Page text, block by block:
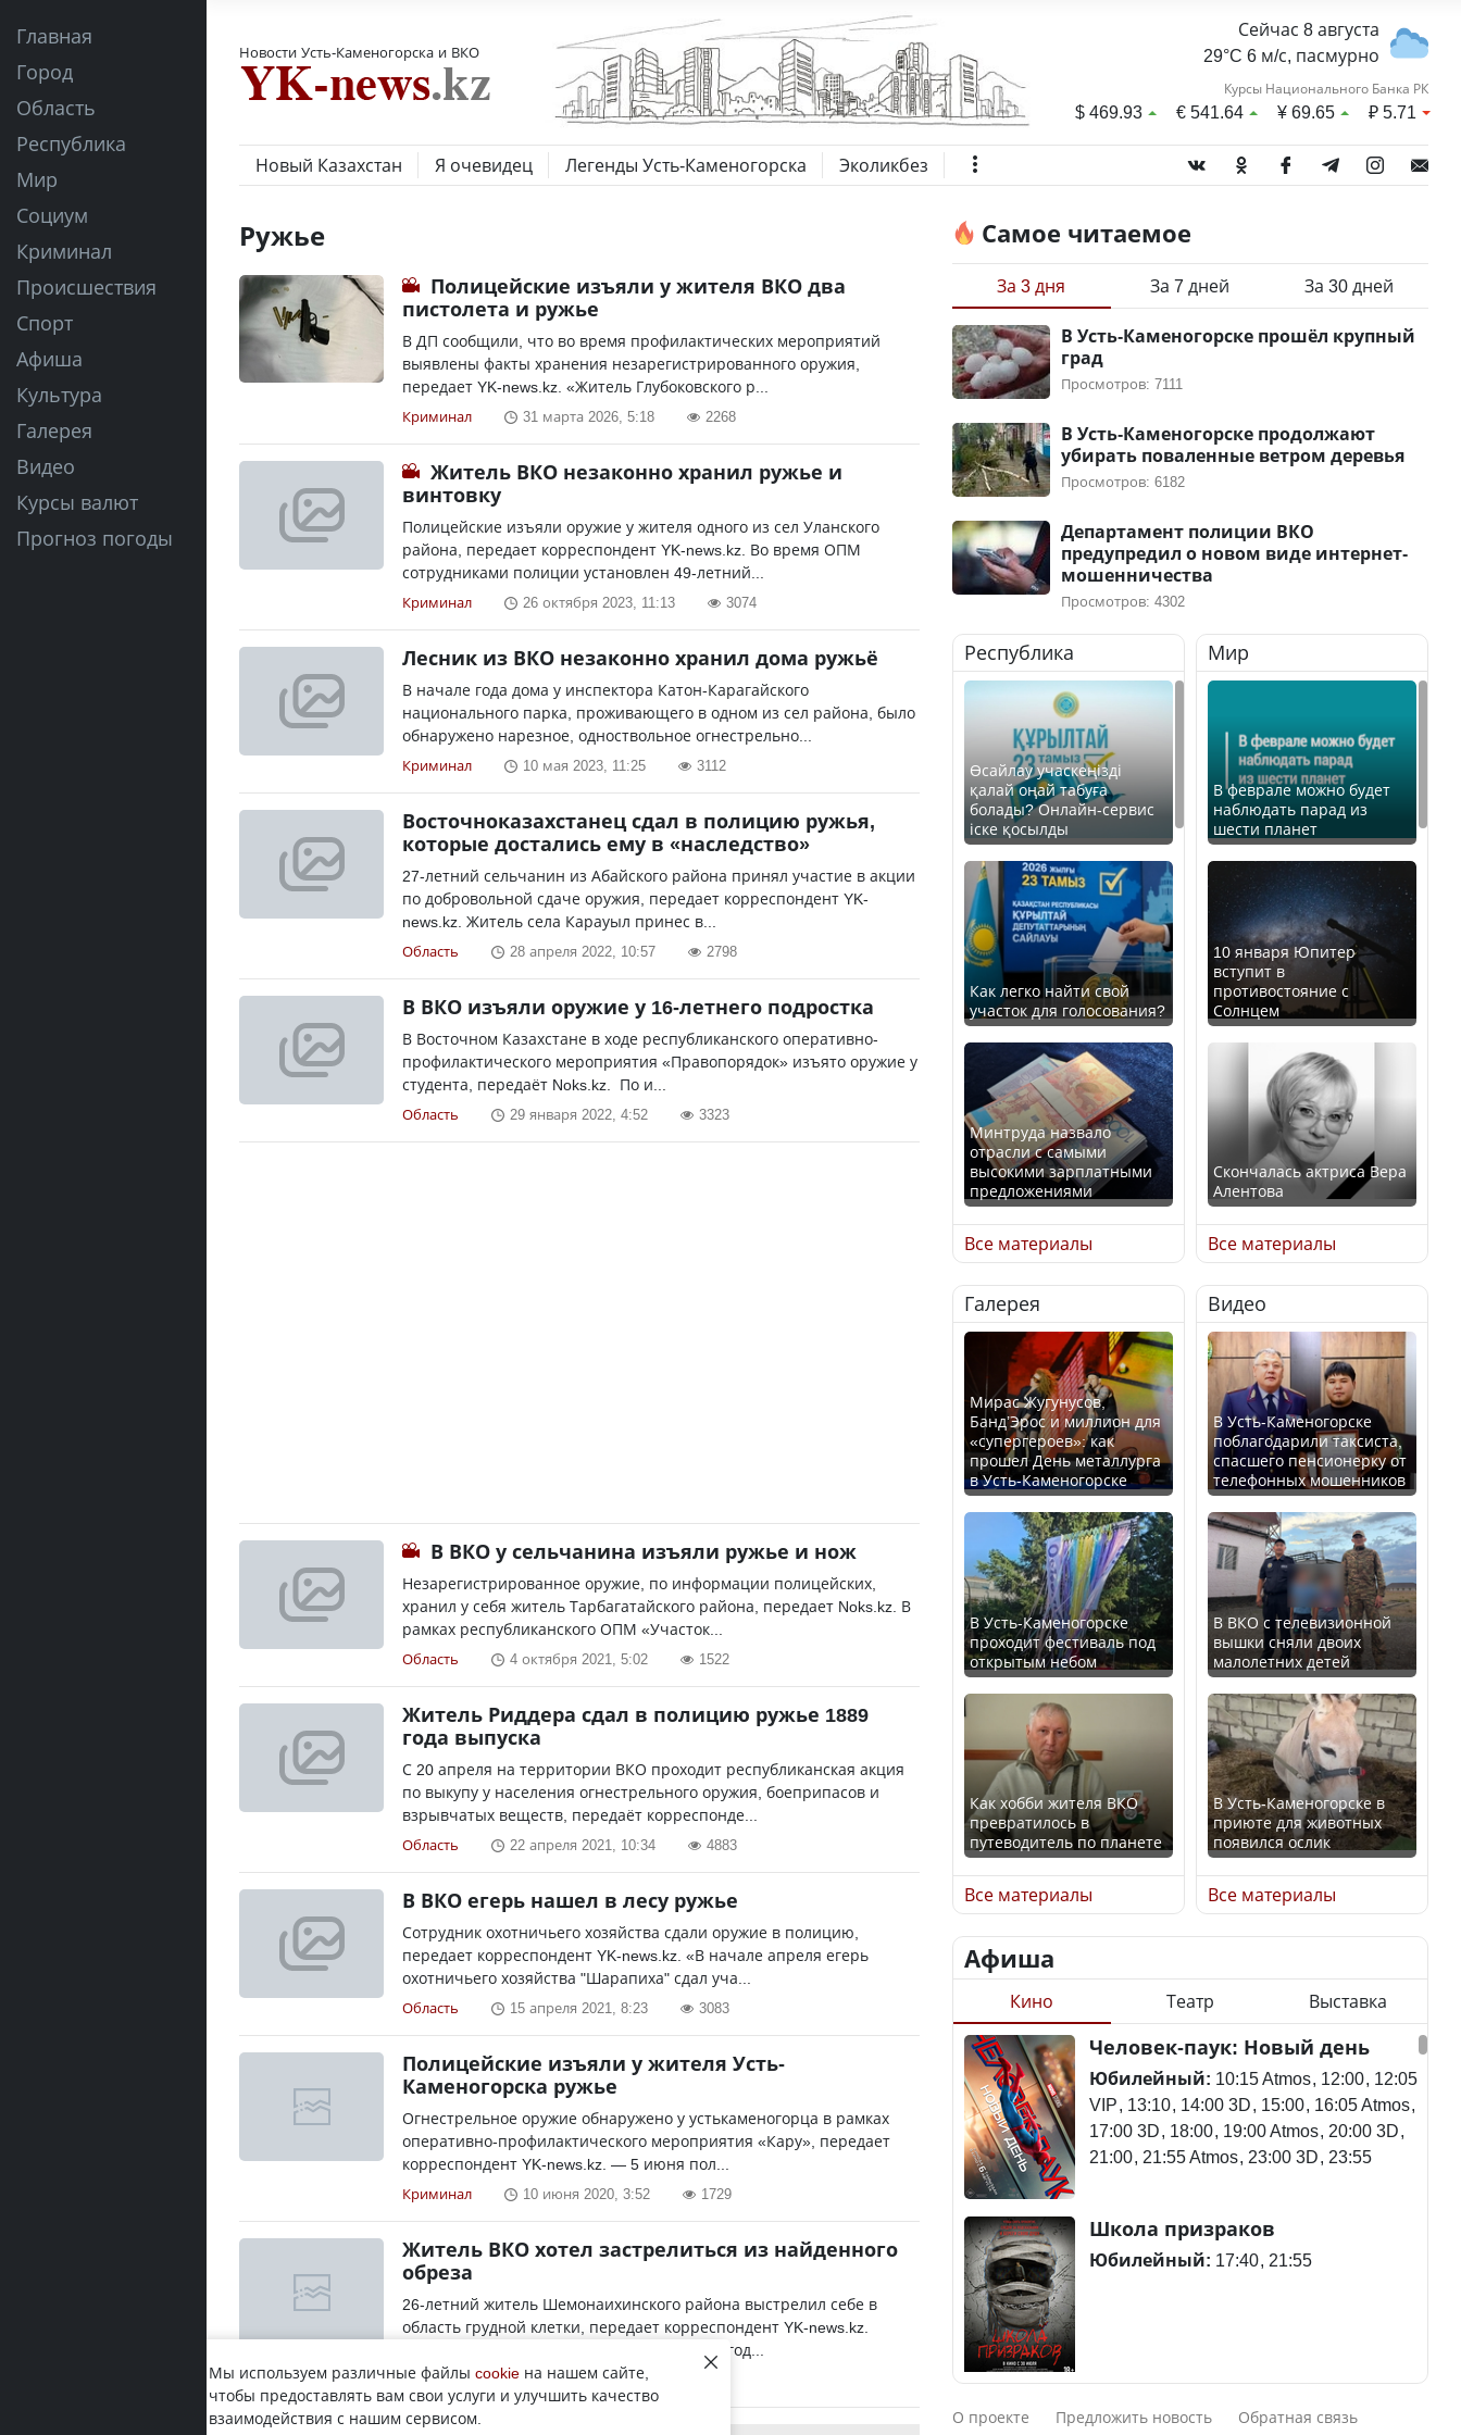
Главная
Город
Область
Республика
Мир
Социум
Криминал
Происшествия
Спорт
Афиша
Культура
Галерея
Видео
Курсы валют
Прогноз погоды
Новости Усть-Каменогорска и ВКО
Сейчас 8 августа
29°C 6 м/с, пасмурно
Курсы Национального Банка РК
$469.93 €541.64 ¥69.65 ₽5.71
Новый Казахстан Я очевидец Легенды Усть-Каменогорска Эколикбез
Ружье
Полицейские изъяли у жителя ВКО два
пистолета и ружье
В ДП сообщили, что во время профилактических мероприятий
выявлены факты хранения незарегистрированного оружия,
передает YK-news.kz. «Житель Глубоковского р...
Криминал 31 марта 2026, 5:18 2268
Житель ВКО незаконно хранил ружье и
винтовку
Полицейские изъяли оружие у жителя одного из сел Уланского
района, передает корреспондент YK-news.kz. Во время ОПМ
сотрудниками полиции установлен 49-летний...
Криминал 26 октября 2023, 11:13 3074
Лесник из ВКО незаконно хранил дома ружьё
В начале года дома у инспектора Катон-Карагайского
национального парка, проживающего в одном из сел района, было
обнаружено нарезное, одноствольное огнестрельно...
Криминал 10 мая 2023, 11:25 3112
Восточноказахстанец сдал в полицию ружья,
которые достались ему в «наследство»
27-летний сельчанин из Абайского района принял участие в акции
по добровольной сдаче оружия, передает корреспондент YK-
news.kz. Житель села Карауыл принес в...
Область 28 апреля 2022, 10:57 2798
В ВКО изъяли оружие у 16-летнего подростка
В Восточном Казахстане в ходе республиканского оперативно-
профилактического мероприятия «Правопорядок» изъято оружие у
студента, передаёт Noks.kz. По и...
Область 29 января 2022, 4:52 3323
В ВКО у сельчанина изъяли ружье и нож
Незарегистрированное оружие, по информации полицейских,
хранил у себя житель Тарбагатайского района, передает Noks.kz. В
рамках республиканского ОПМ «Участок...
Область 4 октября 2021, 5:02 1522
Житель Риддера сдал в полицию ружье 1889
года выпуска
С 20 апреля на территории ВКО проходит республиканская акция
по выкупу у населения огнестрельного оружия, боеприпасов и
взрывчатых веществ, передаёт корреспонде...
Область 22 апреля 2021, 10:34 4883
В ВКО егерь нашел в лесу ружье
Сотрудник охотничьего хозяйства сдали оружие в полицию,
передает корреспондент YK-news.kz. «В начале апреля егерь
охотничьего хозяйства "Шарапиха" сдал уча...
Область 15 апреля 2021, 8:23 3083
Полицейские изъяли у жителя Усть-
Каменогорска ружье
Огнестрельное оружие обнаружено у устькаменогорца в рамках
оперативно-профилактического мероприятия «Кару», передает
корреспондент YK-news.kz. — 5 июня пол...
Криминал 10 июня 2020, 3:52 1729
Житель ВКО хотел застрелиться из найденного
обреза
26-летний житель Шемонаихинского района выстрелил себе в
область грудной клетки, передает корреспондент YK-news.kz.
Инцидент произошел в октябре прошлого год...
Криминал 6 марта 2020, 4:14
Самое читаемое
За 3 дня За 7 дней За 30 дней
В Усть-Каменогорске прошёл крупный
град
Просмотров: 7111
В Усть-Каменогорске продолжают
убирать поваленные ветром деревья
Просмотров: 6182
Департамент полиции ВКО
предупредил о новом виде интернет-
мошенничества
Просмотров: 4302
Республика
Өсайлау учаскеңізді
қалай оңай табуға
болады? Онлайн-сервис
іске қосылды
Как легко найти свой
участок для голосования?
Минтруда назвало
отрасли с самыми
высокими зарплатными
предложениями
Искусственный интеллект
официально включили в
школьную программу
Казахстана
В Казахстане стало
проще получить
направления на
медицинские
обследования
Қазақстан Орталық Азия
елдері арасында әл-ауқат
индексінде көш бастады
Казахстан возглавил
рейтинг благополучия
среди стран Центральной
Азии
Будут ли представлены
интересы регионов в
Курултае?
Ең төменгі жалақы,
алимент, экология: жеті
партия сайлаушылармен
нені талқылап жатыр?
Минимальная зарплата,
чем говорят с
Все материалы
Мир
В феврале можно будет
наблюдать парад из
шести планет
10 января Юпитер
вступит в
противостояние с
Солнцем
Скончалась актриса Вера
Алентова
В РФ вынесен заочный
приговор по уголовному
делу об убийстве Игоря
Талькова
В России введены
дополнительные
ограничения для
казахстанских прав
Трамп официально
вступил в должность
президента США
Луну признали объектом
культурного наследия,
находящегося под
угрозой исчезновения
Станет ли
метапневмовирус
эпидемией, рассказали в
ВОЗ
потерпел крушение в
Южной Корее, погибли
120 человек
Актау: Путин принес
Все материалы
Галерея
Мирас Жугунусов,
Банд’Эрос и миллион для
«супергероев»: как
прошел День металлурга
в Усть-Каменогорске
В Усть-Каменогорске
проходит фестиваль под
открытым небом
Как хобби жителя ВКО
превратилось в
путеводитель по планете
Все материалы
Видео
В Усть-Каменогорске
поблагодарили таксиста,
спасшего пенсионерку от
телефонных мошенников
В ВКО с телевизионной
вышки сняли двоих
малолетних детей
В Усть-Каменогорске в
приюте для животных
появился ослик
Все материалы
Афиша
Кино Театр Выставка
Человек-паук: Новый день
Юбилейный: 10:15 Atmos 12:00 12:05
VIP 13:10 14:00 3D 15:00 16:05 Atmos
17:00 3D 18:00 19:00 Atmos 20:00 3D
21:00 21:55 Atmos 23:00 3D 23:55
Школа призраков
Юбилейный: 17:40 21:55
Смешарики сквозь вселенные
О проекте Предложить новость Обратная связь
Мы используем различные файлы cookie на нашем сайте,
чтобы предоставлять вам свои услуги и улучшить качество
взаимодействия с нашим сервисом.